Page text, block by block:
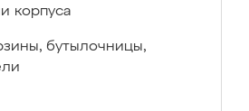
корпуса
бутылочницы,